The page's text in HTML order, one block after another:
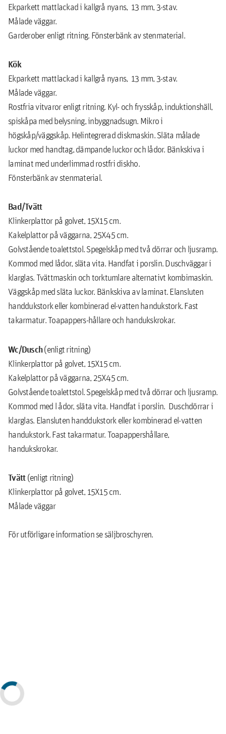
Ekparkett mattlackad i kallgrå nyans, 13 mm, 3-stav.
Målade väggar.
Garderober enligt ritning. Fönsterbänk av stenmaterial.
Kök
Ekparkett mattlackad i kallgrå nyans, 13 mm, 3-stav.
Målade väggar.
Rostfria vitvaror enligt ritning. Kyl- och frysskåp, induktionshäll,
spiskåpa med belysning, inbyggnadsugn. Mikro i
högskåp/väggskåp. Helintegrerad diskmaskin. Släta målade
luckor med handtag, dämpande luckor och lådor. Bänkskiva i
laminat med underlimmad rostfri diskho.
Fönsterbänk av stenmaterial.
Bad/Tvätt
Klinkerplattor på golvet, 15X15 cm.
Kakelplattor på väggarna, 25X45 cm.
Golvstående toalettstol. Spegelskåp med två dörrar och ljusramp.
Kommod med lådor, släta vita. Handfat i porslin. Duschväggar i
klarglas. Tvättmaskin och torktumlare alternativt kombimaskin.
Väggskåp med släta luckor. Bänkskiva av laminat. Elansluten
handdukstork eller kombinerad el-vatten handukstork. Fast
takarmatur. Toapappers-hållare och handukskrokar.
Wc/Dusch(enligt ritning)
Klinkerplattor på golvet, 15X15 cm.
Kakelplattor på väggarna, 25X45 cm.
Golvstående toalettstol. Spegelskåp med två dörrar och ljusramp.
Kommod med l ådor, släta vita. Handfat i porslin. Duschdörrar i
klarglas. Elansluten handdukstork eller kombinerad el-vatten
handukstork. Fast takarmatur. Toapappershållare,
handukskrokar.
Tvätt(enligt ritning)
Klinkerplattor på golvet, 15X15 cm.
Målade väggar
För utförligare information se säljbroschyren.